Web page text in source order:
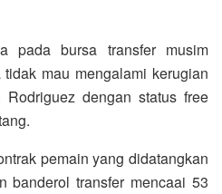
pada bursa transfer musim
mau mengalami kerugian
dengan status free
pemain yang didatangkan
banderol transfer mencaai 53